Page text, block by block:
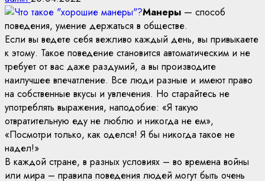
Манеры — способ
поведения, умение держаться в обществе.
Если вы ведете себя вежливо каждый день, вы привыкаете
к этому. Такое поведение становится автоматическим и не
требует от вас даже раздумий, а вы производите
наилучшее впечатление. Все люди разные и имеют право
на собственные вкусы и увлечения. Но старайтесь не
употреблять выражения, наподобие: «Я такую
отвратительную еду не люблю и никогда не ем»,
«Посмотри только, как оделся! Я бы никогда такое не
надел!»
В каждой стране, в разных условиях – во времена войны
или мира – правила поведения людей могут быть очень